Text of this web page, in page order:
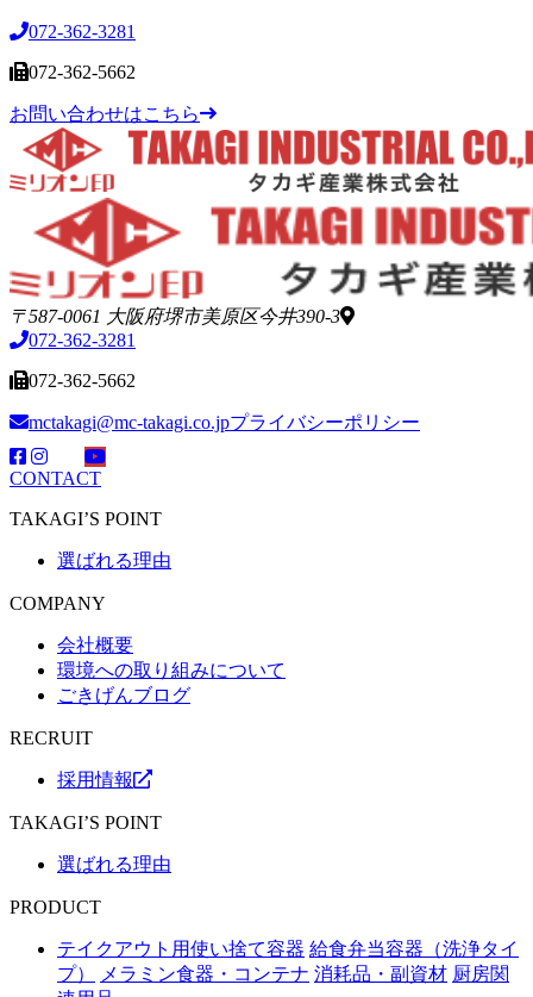
072-362-3281
072-362-5662
お問い合わせはこちら
〒587-0061 大阪府堺市美原区今井390-3
072-362-3281
072-362-5662
mctakagi@mc-takagi.co.jpプライバシーポリシー
CONTACT
TAKAGI’S POINT
選ばれる理由
COMPANY
会社概要
環境への取り組みについて
ごきげんブログ
RECRUIT
採用情報
TAKAGI’S POINT
選ばれる理由
PRODUCT
テイクアウト用使い捨て容器 給食弁当容器（洗浄タイ
プ）
メラミン食器・コンテナ 消耗品・副資材 厨房関